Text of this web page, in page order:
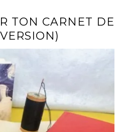
TON CARNET DE